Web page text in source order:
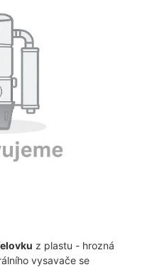
z plastu - hrozná
vysavače se